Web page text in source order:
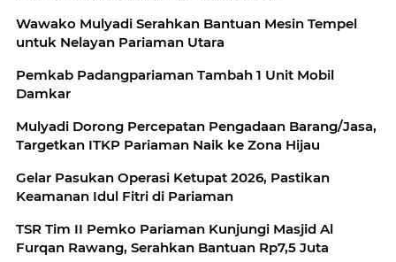
Wawako Mulyadi Serahkan Bantuan Mesin Tempel
untuk Nelayan Pariaman Utara
Pemkab Padangpariaman Tambah 1 Unit Mobil
Damkar
Mulyadi Dorong Percepatan Pengadaan Barang/Jasa,
Targetkan ITKP Pariaman Naik ke Zona Hijau
Gelar Pasukan Operasi Ketupat 2026, Pastikan
Keamanan Idul Fitri di Pariaman
TSR Tim II Pemko Pariaman Kunjungi Masjid Al
Furqan Rawang, Serahkan Bantuan Rp7,5 Juta